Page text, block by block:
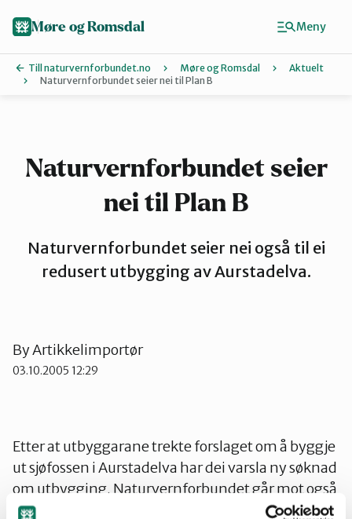
Kristiansund og Averøy
Ørsta og Volda
Tingvoll
Møre og Romsdal
Till naturvernforbundet.no Møre og Romsdal
Aktuelt
Naturvernforbundet seier nei til Plan B
Naturvernforbundet seier
nei til Plan B
Naturvernforbundet seier nei også til ei
redusert utbygging av Aurstadelva.
ByArtikkelimportør
03.10.2005 12:29
Etter at utbyggarane trekte forslaget om å byggje
ut sjøfossen i Aurstadelva har dei varsla ny søknad
om utbygging. Naturvernforbundet går mot også
dei justerte planene.